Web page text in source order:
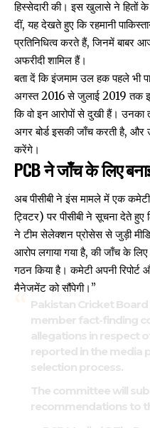
हिस्सेदारी की। इस खुलासे ने हितों
दीं, यह देखते हुए कि रहमानी
प्रतिनिधित्व करते हैं, जिनमें बाबर
अफरीदी शामिल हैं।
बता दें कि इंजमाम उल हक पहले भी
अगस्त 2016 से जुलाई 2019 तक
कि वो इन आरोपों से दुखी हैं। उनका
अगर बोर्ड इसकी जाँच करती है, और
करेंगे।
PCB ने जाँच के लिए
अब पीसीबी ने इंस मामले में एक
ट्विटर) पर पीसीबी ने सूचना देते हुए
ने टीम सेलेक्शन प्रोसेस से जुड़ी
आरोप लगाया गया है, की जाँच के
गठन किया है। कमेटी अपनी रिपोर्ट
मैनेजमेंट को सौंपेगी।”
Pakistan Cricket Board
member fact-finding
allegations in respect
reported in the media
selection process.
The committee will
recommendations to